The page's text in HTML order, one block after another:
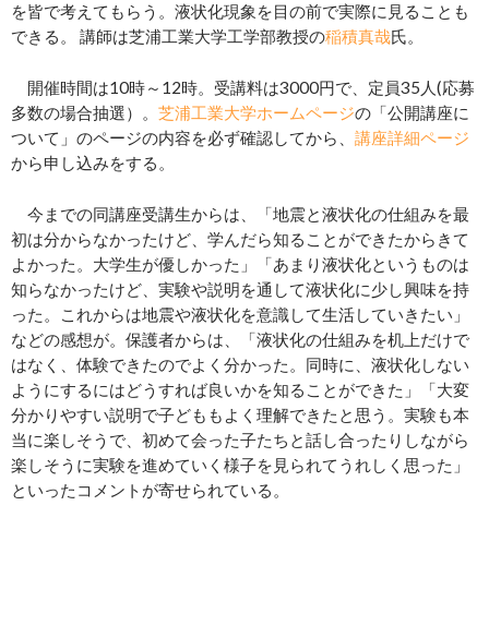
を皆で考えてもらう。液状化現象を目の前で実際に見ることも
できる。 講師は芝浦工業大学工学部教授の稲積真哉氏。
開催時間は10時～12時。受講料は3000円で、定員35人(応募
多数の場合抽選）。 芝浦工業大学ホームページの「公開講座に
ついて」のページの内容を必ず確認してから、 講座詳細ページ
から申し込みをする。
今までの同講座受講生からは、「地震と液状化の仕組みを最
初は分からなかったけど、学んだら知ることができたからきて
よかった。大学生が優しかった」「あまり液状化というものは
知らなかったけど、実験や説明を通して液状化に少し興味を持
った。これからは地震や液状化を意識して生活していきたい」
などの感想が。保護者からは、「液状化の仕組みを机上だけで
はなく、体験できたのでよく分かった。同時に、液状化しない
ようにするにはどうすれば良いかを知ることができた」「大変
分かりやすい説明で子どももよく理解できたと思う。実験も本
当に楽しそうで、初めて会った子たちと話し合ったりしながら
楽しそうに実験を進めていく様子を見られてうれしく思った」
といったコメントが寄せられている。